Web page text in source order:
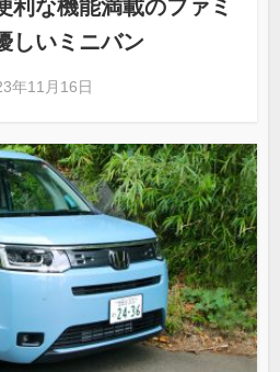
利な機能満載のファミ
しいミニバン
年11月16日